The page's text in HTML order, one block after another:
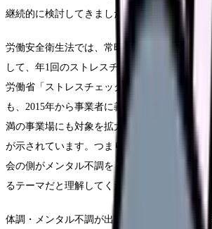
継続的に検討してきました。
労働安全衛生法では、常時50人以上の労働者
して、年1回のストレスチェック実施が義務づ
労働省「ストレスチェック制度・メンタルヘ
も、2015年から事業者に義務化されたこと、
満の事業場にも対象を拡大する方向で見直し
が示されています。つまり、看護師個人が「
会の側がメンタル不調を「働き方の問題」と
るテーマだと理解してください。
体調・メンタル不調が出やすい背景には、お